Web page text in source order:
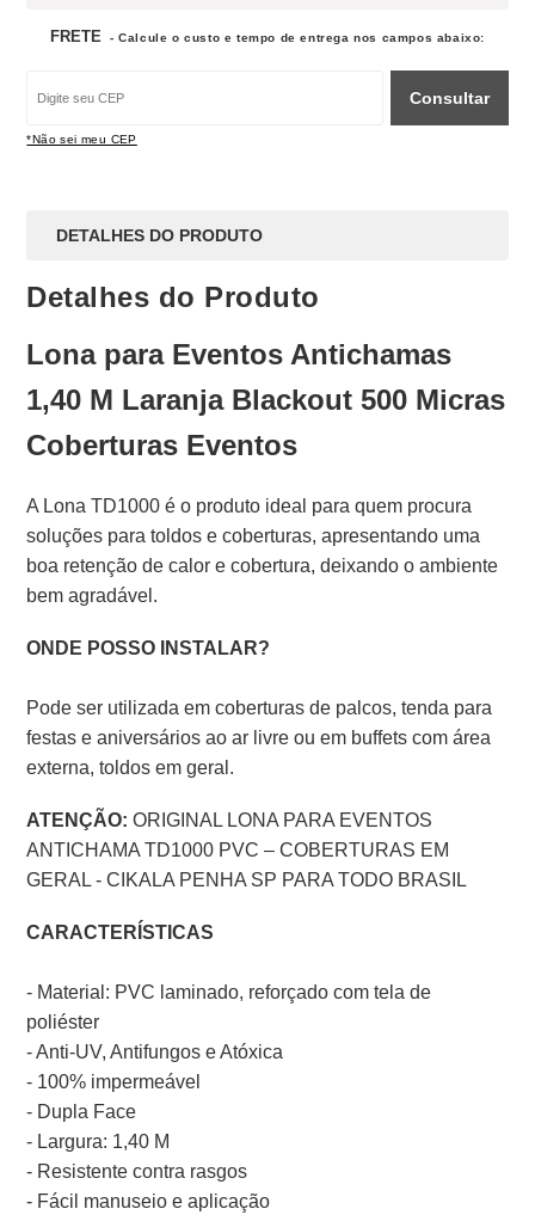
FRETE - Calcule o custo e tempo de entrega nos campos abaixo:
Consultar
*Não sei meu CEP
DETALHES DO PRODUTO
Detalhes do Produto
Lona para Eventos Antichamas
1,40 M Laranja Blackout 500 Micras
Coberturas Eventos
A Lona TD1000 é o produto ideal para quem procura
soluções para toldos e coberturas, apresentando uma
boa retenção de calor e cobertura, deixando o ambiente
bem agradável.
ONDE POSSO INSTALAR?
Pode ser utilizada em coberturas de palcos, tenda para
festas e aniversários ao ar livre ou em buffets com área
externa, toldos em geral.
ATENÇÃO: ORIGINAL LONA PARA EVENTOS
ANTICHAMA TD1000 PVC – COBERTURAS EM
GERAL - CIKALA PENHA SP PARA TODO BRASIL
CARACTERÍSTICAS
- Material: PVC laminado, reforçado com tela de
poliéster
- Anti-UV, Antifungos e Atóxica
- 100% impermeável
- Dupla Face
- Largura: 1,40 M
- Resistente contra rasgos
- Fácil manuseio e aplicação